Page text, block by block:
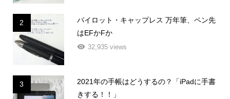
2
パイロット・キャップレス 万年筆、ペン先
はEFかFか
32,935 views
3
2021年の手帳はどうするの？「iPadに手書
きする！！」